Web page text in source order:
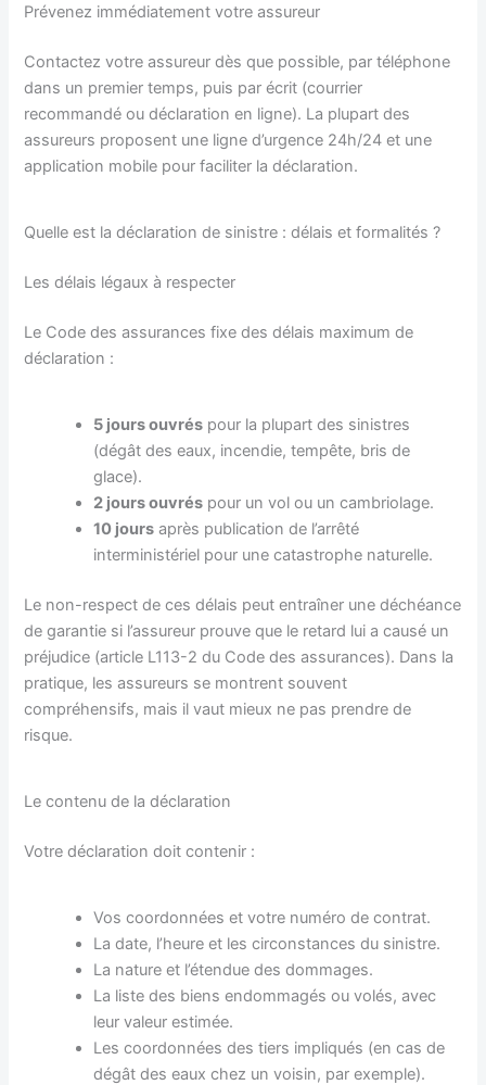
Prévenez immédiatement votre assureur
Contactez votre assureur dès que possible, par téléphone
dans un premier temps, puis par écrit (courrier
recommandé ou déclaration en ligne). La plupart des
assureurs proposent une ligne d’urgence 24h/24 et une
application mobile pour faciliter la déclaration.
Quelle est la déclaration de sinistre : délais et formalités ?
Les délais légaux à respecter
Le Code des assurances fixe des délais maximum de
déclaration :
5 jours ouvrés pour la plupart des sinistres
(dégât des eaux, incendie, tempête, bris de
glace).
2 jours ouvrés pour un vol ou un cambriolage.
10 jours après publication de l’arrêté
interministériel pour une catastrophe naturelle.
Le non-respect de ces délais peut entraîner une déchéance
de garantie si l’assureur prouve que le retard lui a causé un
préjudice (article L113-2 du Code des assurances). Dans la
pratique, les assureurs se montrent souvent
compréhensifs, mais il vaut mieux ne pas prendre de
risque.
Le contenu de la déclaration
Votre déclaration doit contenir :
Vos coordonnées et votre numéro de contrat.
La date, l’heure et les circonstances du sinistre.
La nature et l’étendue des dommages.
La liste des biens endommagés ou volés, avec
leur valeur estimée.
Les coordonnées des tiers impliqués (en cas de
dégât des eaux chez un voisin, par exemple).